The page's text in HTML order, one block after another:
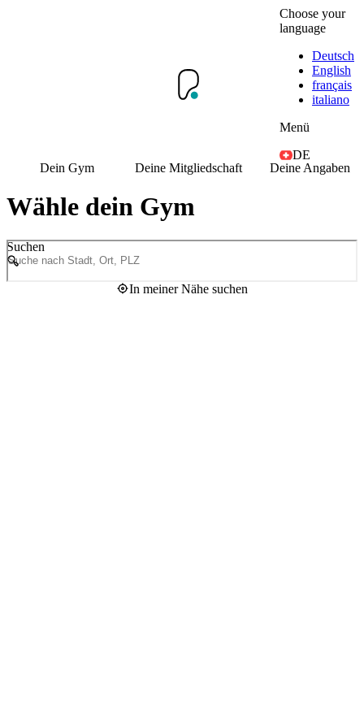
Choose your
language
Deutsch
English
français
italiano
Menü
DE
Dein Gym
Deine Mitgliedschaft Deine Angaben
Wähle dein Gym
Suchen
In meiner Nähe suchen